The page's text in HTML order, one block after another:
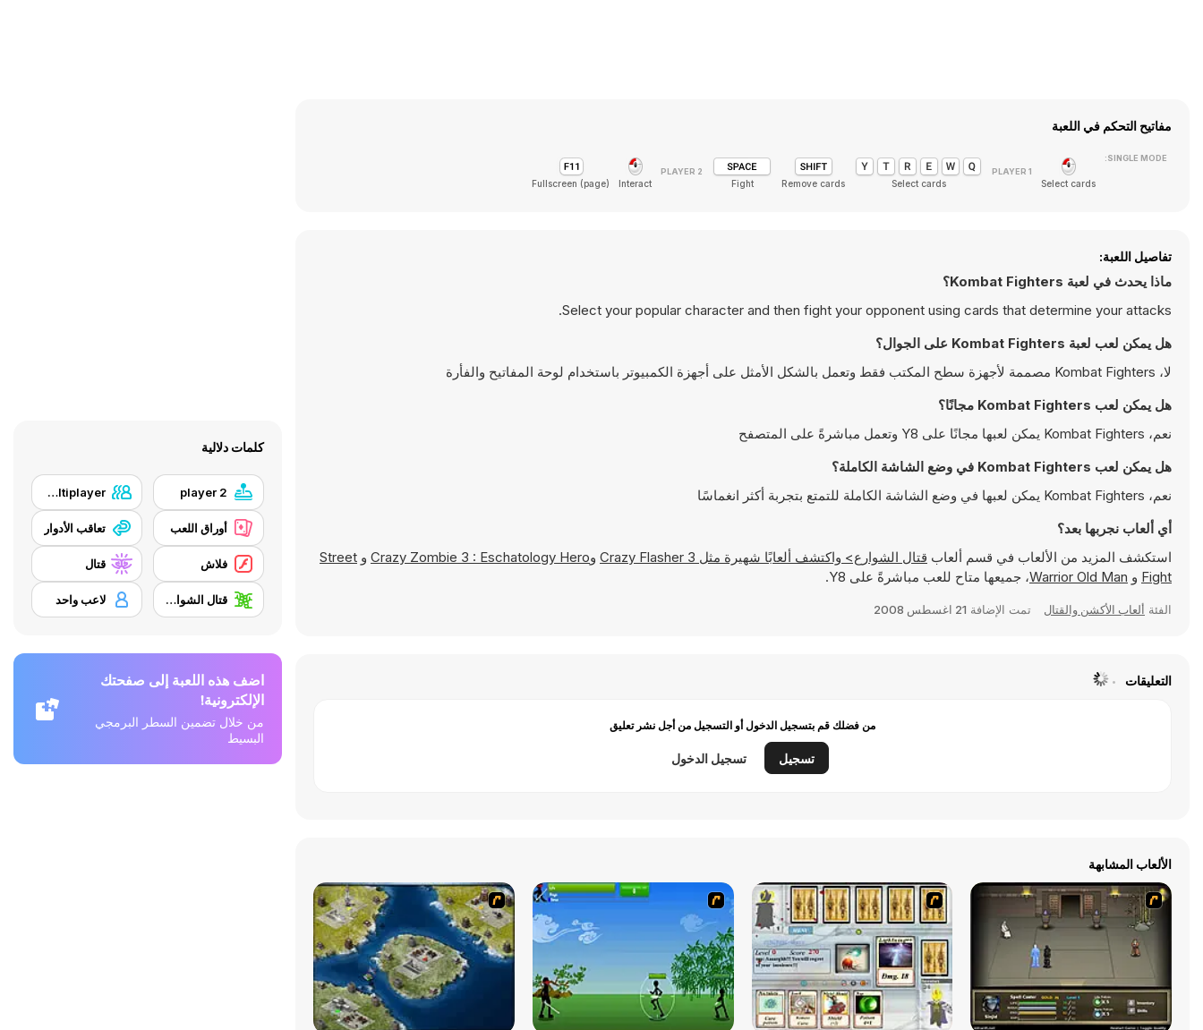
مفاتيح التحكم في اللعبة
SINGLE MODE:
Select cards
Select cards
Remove cards
Fight
Interact
Fullscreen (page)
تفاصيل اللعبة:
ماذا يحدث في لعبة Kombat Fighters؟
Select your popular character and then fight your opponent using cards that determine your attacks.
هل يمكن لعب لعبة Kombat Fighters على الجوال؟
لا، Kombat Fighters مصممة لأجهزة سطح المكتب فقط وتعمل بالشكل الأمثل على أجهزة الكمبيوتر باستخدام لوحة المفاتيح والفأرة
هل يمكن لعب Kombat Fighters مجانًا؟
نعم، Kombat Fighters يمكن لعبها مجانًا على Y8 وتعمل مباشرةً على المتصفح
هل يمكن لعب Kombat Fighters في وضع الشاشة الكاملة؟
نعم، Kombat Fighters يمكن لعبها في وضع الشاشة الكاملة للتمتع بتجربة أكثر انغماسًا
أي ألعاب نجربها بعد؟
استكشف المزيد من الألعاب في قسم ألعاب قتال الشوارع> واكتشف ألعابًا شهيرة مثل Crazy Flasher 3 وCrazy Zombie 3 : Eschatology Hero و Street
Fight و Warrior Old Man، جميعها متاح للعب مباشرةً على Y8.
الفئة ألعاب الأكشن والقتال تمت الإضافة 21 اغسطس 2008
التعليقات
من فضلك قم بتسجيل الدخول أو التسجيل من أجل نشر تعليق
تسجيل تسجيل الدخول
الألعاب المشابهة
كلمات دلالية
2 player
Local Multiplayer
أوراق اللعب تعاقب الأدوار
فلاش قتال
قتال الشوارع لاعب واحد
اضف هذه اللعبة إلى صفحتك
الإلكترونية!
من خلال تضمين السطر البرمجي
البسيط